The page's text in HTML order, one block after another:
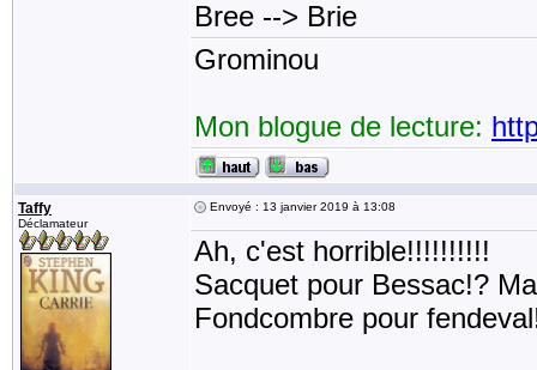
Bree --> Brie
Grominou
Mon blogue de lecture:
Taffy
Déclamateur
Envoyé : 13 janvier 2019 à 13:08
Ah, c'est horrible!!!!!!!!!!
Sacquet pour Bessac!?
Fondcombre pour